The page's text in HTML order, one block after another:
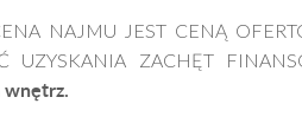
NAJMU JEST CENĄ
UZYSKANIA ZACHĘT